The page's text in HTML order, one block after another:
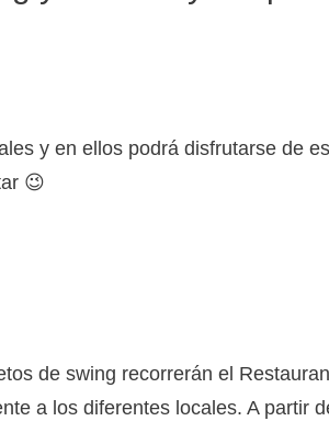
y en ellos podrá disfrutarse de
😉
de swing recorrerán el
a los diferentes locales. A partir